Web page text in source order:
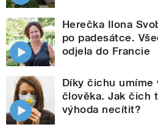
Herečka Ilona
po padesátce.
odjela do Francie
Díky čichu
člověka. Jak čich
výhoda necítit?